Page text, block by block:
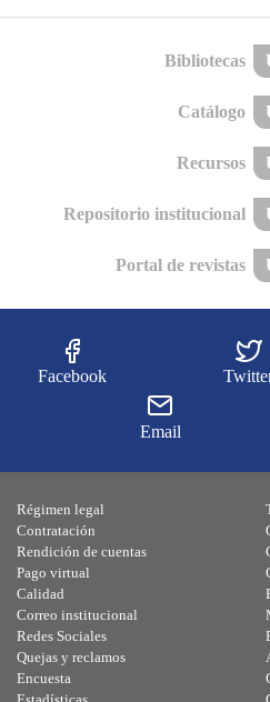
Bibliotecas
Catálogo
Recursos
Repositorio institucional
Portal de revistas
Facebook
Email
Régimen legal
Contratación
Rendición de cuentas
Pago virtual
Calidad
Correo institucional
Redes Sociales
Quejas y reclamos
Encuesta